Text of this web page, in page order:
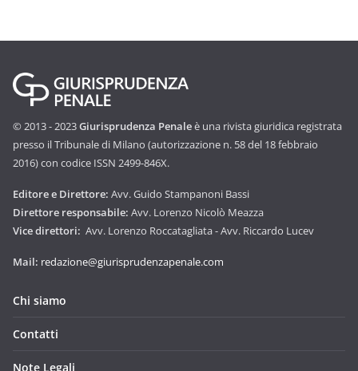
© 2013 - 2023Giurisprudenza Penaleè una rivista giuridica registrata
presso il Tribunale di Milano (autorizzazione n. 58 del 18 febbraio
2016) con codice ISSN 2499-846X.
Editore e Direttore: Avv. Guido Stampanoni Bassi
Direttore responsabile: Avv. Lorenzo Nicolò Meazza
Vice direttori: Avv. Lorenzo Roccatagliata - Avv. Riccardo Lucev
Mail: redazione@giurisprudenzapenale.com
Chi siamo
Contatti
Note Legali